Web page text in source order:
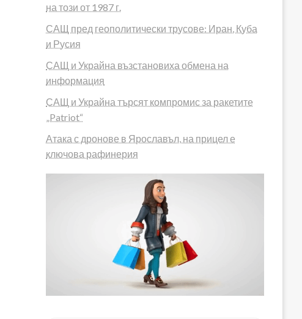
на този от 1987 г.
САЩ пред геополитически трусове: Иран, Куба
и Русия
САЩ и Украйна възстановиха обмена на
информация
САЩ и Украйна търсят компромис за ракетите
„Patriot“
Атака с дронове в Ярославъл, на прицел е
ключова рафинерия